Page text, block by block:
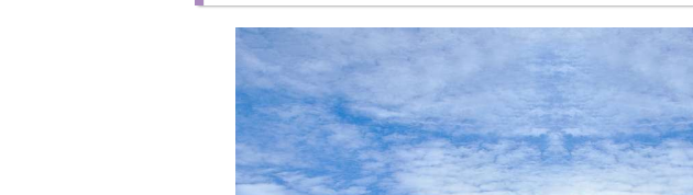
「支えたい」
これはNG！失敗しやすい逆プロポーズを覚えよう
「どうせプロポーズしてくれないから…」
「私がいなきゃダメでしょ？」
逆プロポーズにおすすめのタイミング&セリフまとめ